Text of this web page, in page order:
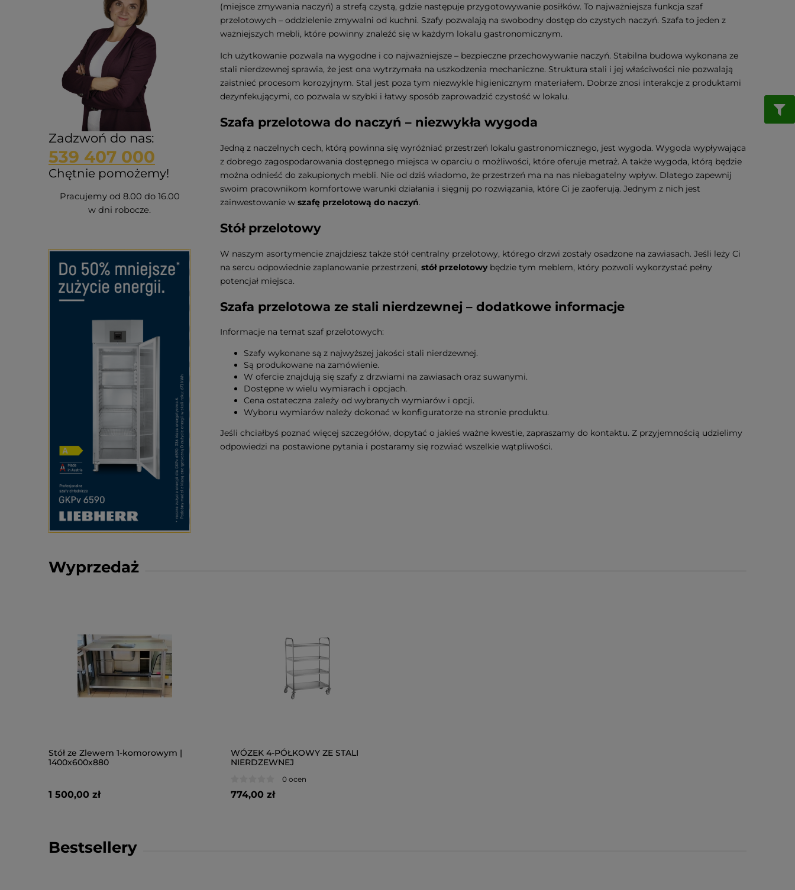
Zadzwoń do nas:
539 407 000
Chętnie pomożemy!
Pracujemy od 8.00 do 16.00
w dni robocze.
(miejsce zmywania naczyń) a strefą czystą, gdzie następuje przygotowywanie posiłków. To najważniejsza funkcja szaf
przelotowych – oddzielenie zmywalni od kuchni. Szafy pozwalają na swobodny dostęp do czystych naczyń. Szafa to jeden z
ważniejszych mebli, które powinny znaleźć się w każdym lokalu gastronomicznym.
Ich użytkowanie pozwala na wygodne i co najważniejsze – bezpieczne przechowywanie naczyń. Stabilna budowa wykonana ze
stali nierdzewnej sprawia, że jest ona wytrzymała na uszkodzenia mechaniczne. Struktura stali i jej właściwości nie pozwalają
zaistnieć procesom korozyjnym. Stal jest poza tym niezwykle higienicznym materiałem. Dobrze znosi interakcje z produktami
dezynfekującymi, co pozwala w szybki i łatwy sposób zaprowadzić czystość w lokalu.
Szafa przelotowa do naczyń – niezwykła wygoda
Jedną z naczelnych cech, którą powinna się wyróżniać przestrzeń lokalu gastronomicznego, jest wygoda. Wygoda wypływająca
z dobrego zagospodarowania dostępnego miejsca w oparciu o możliwości, które oferuje metraż. A także wygoda, którą będzie
można odnieść do zakupionych mebli. Nie od dziś wiadomo, że przestrzeń ma na nas niebagatelny wpływ. Dlatego zapewnij
swoim pracownikom komfortowe warunki działania i sięgnij po rozwiązania, które Ci je zaoferują. Jednym z nich jest
zainwestowanie w szafę przelotową do naczyń.
Stół przelotowy
W naszym asortymencie znajdziesz także stół centralny przelotowy, którego drzwi zostały osadzone na zawiasach. Jeśli leży Ci
na sercu odpowiednie zaplanowanie przestrzeni, stół przelotowybędzie tym meblem, który pozwoli wykorzystać pełny
potencjał miejsca.
Szafa przelotowa ze stali nierdzewnej – dodatkowe informacje
Informacje na temat szaf przelotowych:
Szafy wykonane są z najwyższej jakości stali nierdzewnej.
Są produkowane na zamówienie.
W ofercie znajdują się szafy z drzwiami na zawiasach oraz suwanymi.
Dostępne w wielu wymiarach i opcjach.
Cena ostateczna zależy od wybranych wymiarów i opcji.
Wyboru wymiarów należy dokonać w konfiguratorze na stronie produktu.
Jeśli chciałbyś poznać więcej szczegółów, dopytać o jakieś ważne kwestie, zapraszamy do kontaktu. Z przyjemnością udzielimy
odpowiedzi na postawione pytania i postaramy się rozwiać wszelkie wątpliwości.
Wyprzedaż
Stół ze Zlewem 1-komorowym |
1400x600x880
1 500,00 zł
WÓZEK 4-PÓŁKOWY ZE STALI
NIERDZEWNEJ
0 ocen
774,00 zł
Bestsellery